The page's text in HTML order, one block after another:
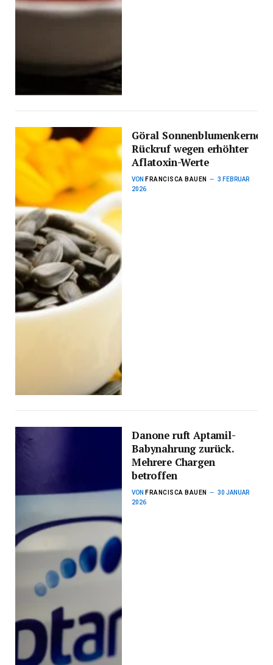
Göral Sonnenblumenkerne:
Rückruf wegen erhöhter
Aflatoxin-Werte
VON FRANCISCA BAUEN
3 FEBRUAR
2026
Danone ruft Aptamil-
Babynahrung zurück.
Mehrere Chargen
betroffen
VON FRANCISCA BAUEN
30 JANUAR
2026